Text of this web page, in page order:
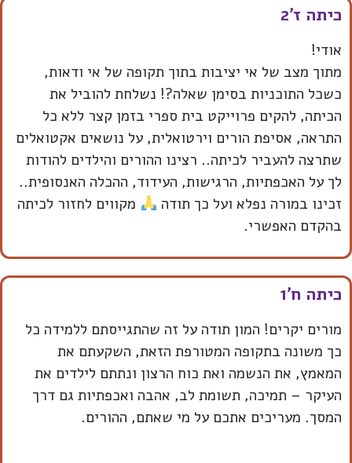
כיתה ז'2
אודי!
מתוך מצב של אי יציבות בתוך תקופה של אי ודאות,
כשכל התוכניות בסימן שאלה?! נשלחת להוביל את
הכיתה, להקים פרוייקט בית ספרי בזמן קצר ללא כל
התראה, אסיפת הורים וירטואלית, על נושאים אקטואלים
שתרצה להעביר לכיתה.. רצינו ההורים והילדים להודות
לך על האכפתיות, הרגישות, העידוד, ההכלה האנסופית..
זכינו במורה נפלא ועל כך תודה
מקווים לחזור לכיתה
בהקדם האפשרי.
כיתה ח'1
מורים יקרים! המון תודה על זה שהתגייסתם ללמידה כל
כך משונה בתקופה המטורפת הזאת, השקעתם את
המאמץ, את הנשמה ואת כוח הרצון ונתתם לילדים את
העיקר – תמיכה, תשומת לב, אהבה ואכפתיות גם דרך
המסך. מעריכים אתכם על מי שאתם, ההורים.